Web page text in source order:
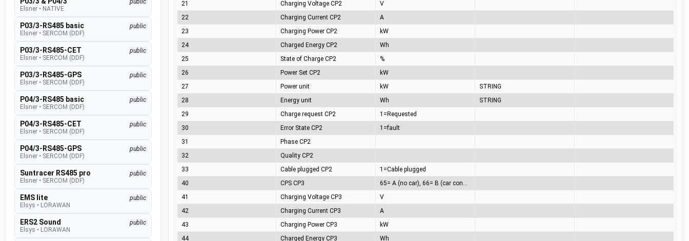
public
Elsner • NATIVE
P03/3-RS485 basic
public
Elsner • SERCOM (DDF)
P03/3-RS485-CET
public
Elsner • SERCOM (DDF)
P03/3-RS485-GPS
public
Elsner • SERCOM (DDF)
P04/3-RS485 basic
public
Elsner • SERCOM (DDF)
P04/3-RS485-CET
public
Elsner • SERCOM (DDF)
P04/3-RS485-GPS
public
Elsner • SERCOM (DDF)
Suntracer RS485 pro
public
Elsner • SERCOM (DDF)
EMS lite
public
Elsys • LORAWAN
ERS2 Sound
public
Elsys • LORAWAN
21
Charging Voltage CP2
V
22
Charging Current CP2
A
23
Charging Power CP2
kW
24
Charged Energy CP2
Wh
25
State of Charge CP2
%
26
Power Set CP2
kW
27
Power unit kW
STRING
28
Energy unit Wh
STRING
29
Charge request CP2
1=Requested
30
Error State CP2
1=fault
31
Phase CP2
32
Quality CP2
33
Cable plugged CP2
1=Cable plugged
40
CPS CP3
65= A (no car), 66= B (car connected), 67= C (charging), 68= D (charging with ventilation), 69= E (error), 70= F (communication error)
41
Charging Voltage CP3
V
42
Charging Current CP3
A
43
Charging Power CP3
kW
44
Charged Energy CP3
Wh